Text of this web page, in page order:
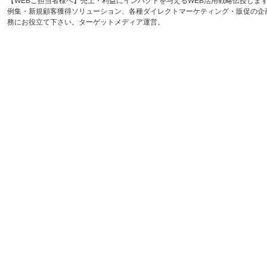
例集・新規顧客獲得ソリューション、各種ダイレクトマーケティング・販促の
務にお役立て下さい。ターゲットメディア運営。